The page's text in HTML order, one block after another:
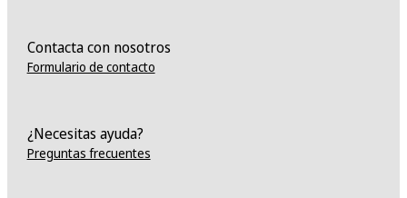
Contacta con nosotros
Formulario de contacto
¿Necesitas ayuda?
Preguntas frecuentes